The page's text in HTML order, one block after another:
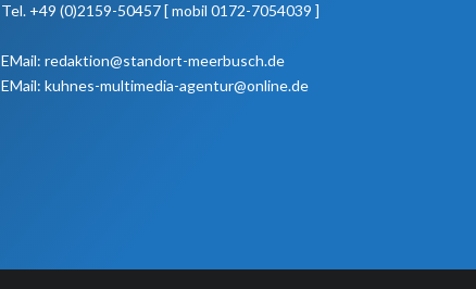
Tel. +49 (0)2159-50457 [ mobil 0172-7054039 ]
EMail: redaktion@standort-meerbusch.de
EMail: kuhnes-multimedia-agentur@online.de